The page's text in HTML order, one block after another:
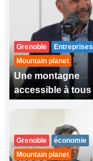
Grenoble
Entreprises
Mountain planet
Une montagne
accessible à tous
Grenoble
économie
Mountain planet